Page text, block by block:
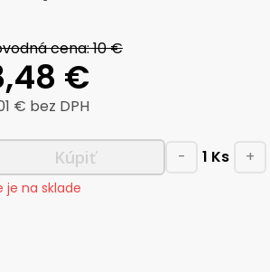
cena:10 €
€
€ bez DPH
Kúpiť - 1 Ks +
je na sklade